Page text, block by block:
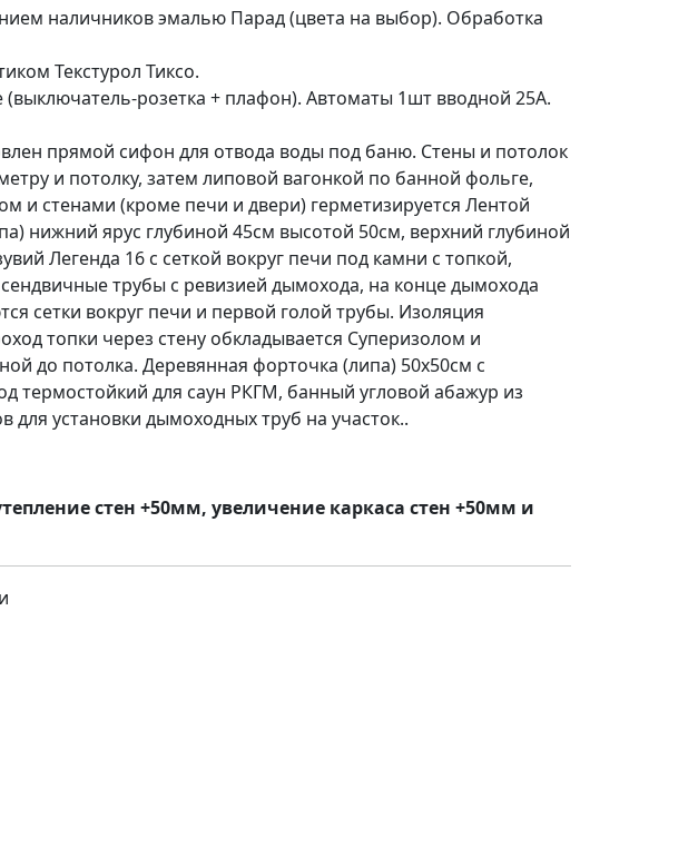
наличников эмалью Парад (цвета на выбор). Обработка
Текстурол Тиксо.
розетка + плафон). Автоматы 1шт вводной 25А.
прямой сифон для отвода воды под баню. Стены и потолок
и потолку, затем липовой вагонкой по банной фольге,
стенами (кроме печи и двери) герметизируется Лентой
нижний ярус глубиной 45см высотой 50см, верхний глубиной
Легенда 16 с сеткой вокруг печи под камни с топкой,
трубы с ревизией дымохода, на конце дымохода
сетки вокруг печи и первой голой трубы. Изоляция
топки через стену обкладывается Суперизолом и
до потолка. Деревянная форточка (липа) 50х50см с
термостойкий для саун РКГМ, банный угловой абажур из
установки дымоходных труб на участок..
стен +50мм, увеличение каркаса стен +50мм и